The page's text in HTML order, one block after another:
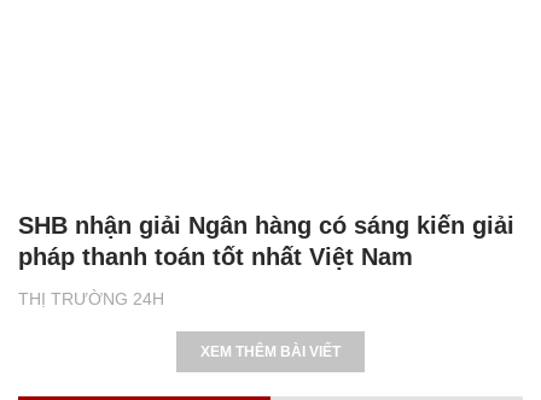
THỊ TRƯỜNG 24H
SHB nhận giải Ngân hàng có sáng kiến giải
pháp thanh toán tốt nhất Việt Nam
XEM THÊM BÀI VIẾT